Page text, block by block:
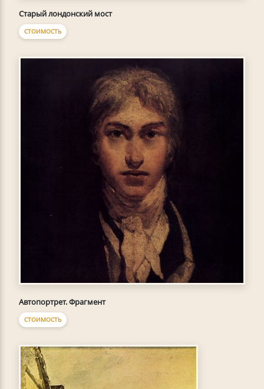
Старый лондонский мост
СТОИМОСТЬ
Автопортрет. Фрагмент
СТОИМОСТЬ